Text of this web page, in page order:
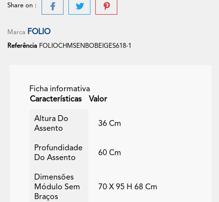
Share on :
Marca FOLIO
Referência FOLIOCHMSENBOBEIGES618-1
Ficha informativa
Características
Valor
Altura Do
Assento
36 Cm
Profundidade
Do Assento
60 Cm
Dimensões
Módulo Sem
Braços
70 X 95 H 68 Cm